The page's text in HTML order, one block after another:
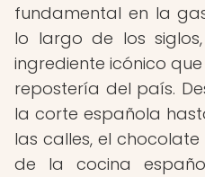
fundamental en la
lo largo de los
ingrediente icónico
repostería del país.
la corte española
las calles, el
de la cocina